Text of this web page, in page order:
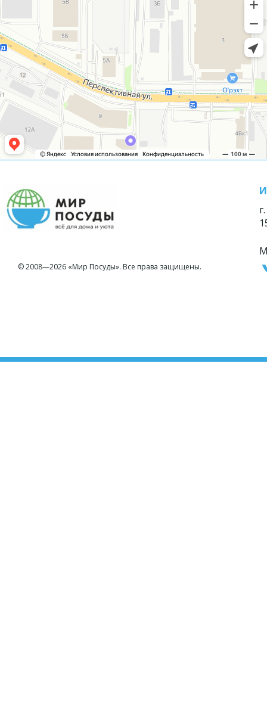
© 2008—2026 «Мир Посуды». Все права защищены.